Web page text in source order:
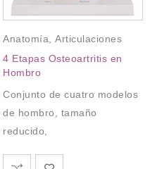
Anatomía
Articulaciones
4 Etapas Osteoartritis en
Hombro
Conjunto de cuatro modelos
de hombro, tamaño
reducido,